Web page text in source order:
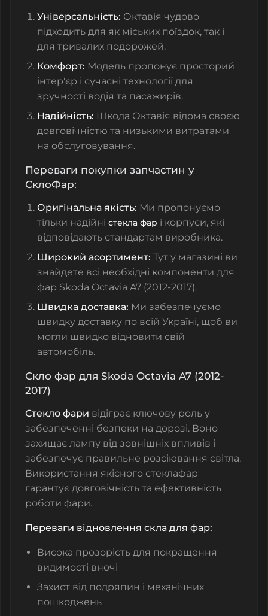
Універсальність: Октавія чудово
підходить для як міських поїздок, так і
для тривалих подорожей.
Комфорт: Модель пропонує просторий
інтер'єр і сучасні технології для
зручності водія та пасажирів.
Надійність: Шкода Октавія відома своєю
довговічністю та низькими витратами
на обслуговування.
Переваги покупки запчастин у
СклоФар:
Оригінальна якість: Ми пропонуємо
тільки надійні стекла фар і корпуси, які
відповідають стандартам виробника.
Широкий асортимент: Тут у магазині ви
знайдете всі необхідні компоненти для
фар Skoda Octavia A7 (2012-2017).
Швидка доставка: Ми забезпечуємо
швидку доставку по всій Україні, щоб ви
могли швидко відновити свій
автомобіль.
Скло фар для Skoda Octavia A7 (2012-
2017)
Стекло фари відіграє ключову роль у
забезпеченні безпеки на дорозі. Воно
захищає лампу від зовнішніх впливів і
забезпечує правильне розсіювання світла.
Використання якісного стеклафар
гарантує довговічність та ефективність
роботи фари.
Переваги відновлення скла для фар:
Висока прозорість для покращення
видимості вночі
Захист від подряпин і механічних
пошкоджень